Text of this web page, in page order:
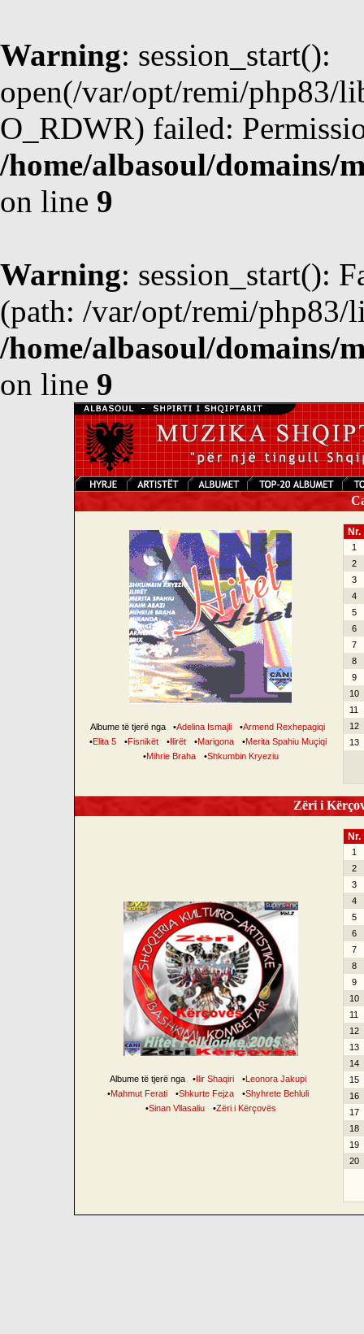
Warning: session_start():
open(/var/opt/remi/php83/
O_RDWR) failed:
/home/albasoul/domains/
on line 9
Warning: session_start():
(path: /var/opt/remi/php83/
/home/albasoul/domains/
on line 9
Albume të tjerë nga •Adelina Ismajli •Armend Rexhepagiqi
•Elita 5 •Fisnikët •Ilirët •Marigona •Merita Spahiu Muçiqi
•Mihrie Braha •Shkumbin Kryeziu
Nr.
1
2
3
4
5
6
7
8
9
10
11
12
13
Zëri i
Albume të tjerë nga •Ilir Shaqiri •Leonora Jakupi
•Mahmut Ferati •Shkurte Fejza •Shyhrete Behluli
•Sinan Vllasaliu •Zëri i Kërçovës
Nr.
1
2
3
4
5
6
7
8
9
10
11
12
13
14
15
16
17
18
19
20